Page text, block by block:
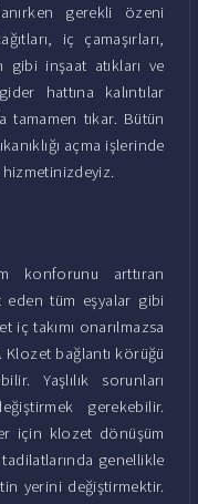
gerekli özeni
iç çamaşırları,
inşaat atıkları ve
hattına kalıntılar
tamamen tıkar. Bütün
açma işlerinde
konforunu arttıran
eden tüm eşyalar gibi
iç takımı onarılmazsa
Klozet bağlantı körüğü
Yaşlılık sorunları
gerekebilir.
için klozet dönüşüm
genellikle
yerini değiştirmektir.